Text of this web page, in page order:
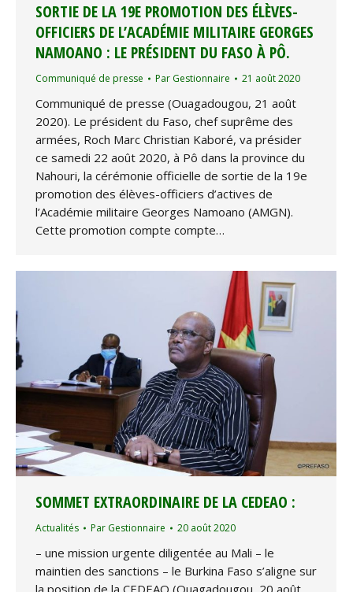
SORTIE DE LA 19E PROMOTION DES ÉLÈVES-
OFFICIERS DE L’ACADÉMIE MILITAIRE GEORGES
NAMOANO : LE PRÉSIDENT DU FASO À PÔ.
Communiqué de presse Par Gestionnaire 21 août 2020
Communiqué de presse (Ouagadougou, 21 août
2020). Le président du Faso, chef suprême des
armées, Roch Marc Christian Kaboré, va présider
ce samedi 22 août 2020, à Pô dans la province du
Nahouri, la cérémonie officielle de sortie de la 19e
promotion des élèves-officiers d’actives de
l’Académie militaire Georges Namoano (AMGN).
Cette promotion compte compte…
SOMMET EXTRAORDINAIRE DE LA CEDEAO :
Actualités Par Gestionnaire 20 août 2020
– une mission urgente diligentée au Mali – le
maintien des sanctions – le Burkina Faso s’aligne sur